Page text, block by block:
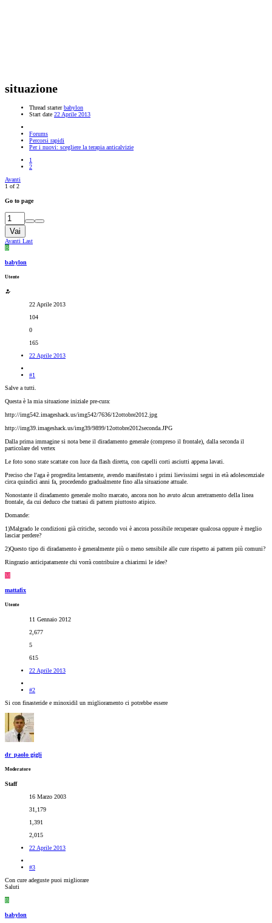
situazione
Thread starter babylon
Start date 22 Aprile 2013
Forums
Percorsi rapidi
Per i nuovi: scegliere la terapia anticalvizie
1
2
Avanti
1 of 2
Go to page
Vai
Avanti Last
B
babylon
Utente
22 Aprile 2013
104
0
165
22 Aprile 2013
#1
Salve a tutti.
Questa è la mia situazione iniziale pre-cura:
http://img542.imageshack.us/img542/7636/12ottobre2012.jpg
http://img39.imageshack.us/img39/9899/12ottobre2012seconda.JPG
Dalla prima immagine si nota bene il diradamento generale (compreso il frontale), dalla seconda il
particolare del vertex
Le foto sono state scattate con luce da flash diretta, con capelli corti asciutti appena lavati.
Preciso che l'aga è progredita lentamente, avendo manifestato i primi lievissimi segni in età adolescenziale
circa quindici anni fa, procedendo gradualmente fino alla situazione attuale.
Nonostante il diradamento generale molto marcato, ancora non ho avuto alcun arretramento della linea
frontale, da cui deduco che trattasi di pattern piuttosto atipico.
Domande:
1)Malgrado le condizioni già critiche, secondo voi è ancora possibile recuperare qualcosa oppure è meglio
lasciar perdere?
2)Questo tipo di diradamento è generalmente più o meno sensibile alle cure rispetto ai pattern più comuni?
Ringrazio anticipatamente chi vorrà contribuire a chiarirmi le idee?
M
mattafix
Utente
11 Gennaio 2012
2,677
5
615
22 Aprile 2013
#2
Si con finasteride e minoxidil un miglioramento ci potrebbe essere
dr_paolo gigli
Moderatore
Staff
16 Marzo 2003
31,179
1,391
2,015
22 Aprile 2013
#3
Con cure adeguste puoi migliorare
Saluti
B
babylon